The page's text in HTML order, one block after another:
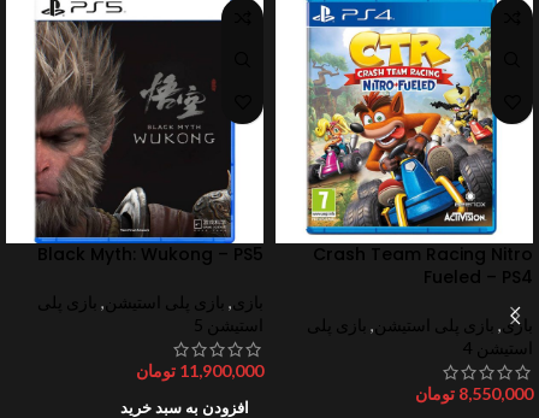
Crash Team Racing Nitro
Fueled – PS4
بازی, بازی پلی استیشن , بازی پلی
استیشن 4
8,550,000 تومان
Black Myth: Wukong – PS5
بازی, بازی پلی استیشن , بازی پلی
استیشن 5
11,900,000 تومان
افزودن به سبد خرید